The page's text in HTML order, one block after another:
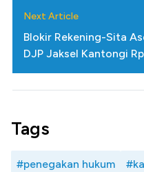
Next Article
Blokir Rekening-Sita
DJP Jaksel Kantongi
Tags
#penegakan hukum